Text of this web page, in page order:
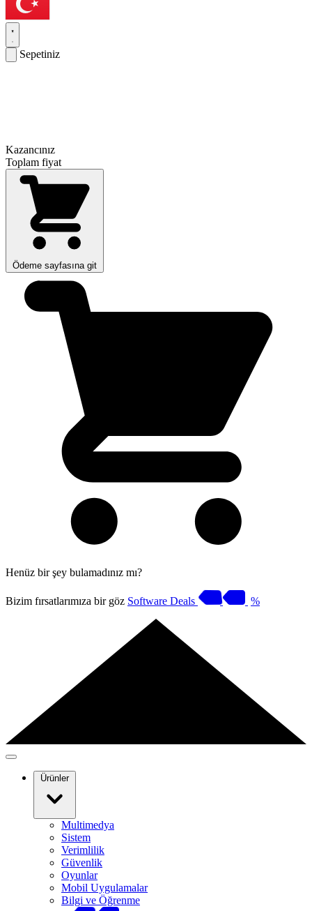
Sepetiniz
Kazancınız
Toplam fiyat
Ödeme sayfasına git
Henüz bir şey bulamadınız mı?
Bizim fırsatlarımıza bir göz Software Deals %
Ürünler
Multimedya
Sistem
Verimlilik
Güvenlik
Oyunlar
Mobil Uygulamalar
Bilgi ve Öğrenme